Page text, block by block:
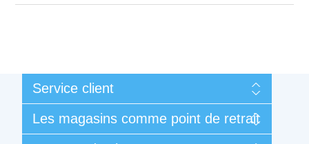
Service client
Mes commandes
Conditions générales de vente et de garantie
Les magasins comme point de retrait